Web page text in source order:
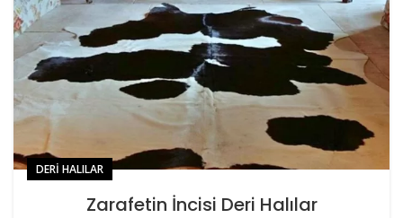
DERI HALILAR
Zarafetin İncisi Deri Halılar